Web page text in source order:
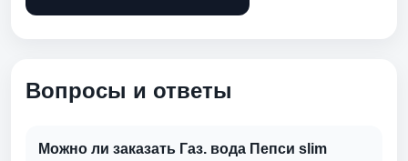
Вопросы и ответы
Можно ли заказать Газ. вода Пепси slim